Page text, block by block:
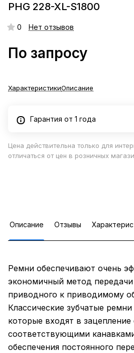
PHG 228-XL-S1800
0 Нет отзывов
По запросу
ХарактеристикиОписание
Гарантия от 1 года
Цена действительна только для
отличаться от цен в розничных
Описание Отзывы
Ремни обеспечивают очень
экономичный метод передачи
приводного к приводимому
Классические зубчатые
которые входят в зацепление
соответствующими
обеспечения постоянного